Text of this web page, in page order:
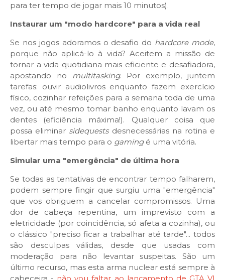
para ter tempo de jogar mais 10 minutos).
Instaurar um "modo hardcore" para a vida real
Se nos jogos adoramos o desafio do hardcore mode,
porque não aplicá-lo à vida? Aceitem a missão de
tornar a vida quotidiana mais eficiente e desafiadora,
apostando no multitasking. Por exemplo, juntem
tarefas: ouvir audiolivros enquanto fazem exercício
físico, cozinhar refeições para a semana toda de uma
vez, ou até mesmo tomar banho enquanto lavam os
dentes (eficiência máxima!). Qualquer coisa que
possa eliminar sidequests desnecessárias na rotina e
libertar mais tempo para o gaming é uma vitória.
Simular uma "emergência" de última hora
Se todas as tentativas de encontrar tempo falharem,
podem sempre fingir que surgiu uma "emergência"
que vos obriguem a cancelar compromissos. Uma
dor de cabeça repentina, um imprevisto com a
eletricidade (por coincidência, só afeta a cozinha), ou
o clássico "preciso ficar a trabalhar até tarde"... todos
são desculpas válidas, desde que usadas com
moderação para não levantar suspeitas. São um
último recurso, mas esta arma nuclear está sempre à